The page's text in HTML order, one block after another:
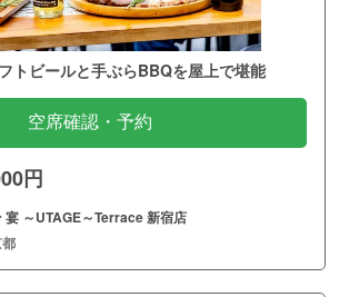
トビールと手ぶらBBQを屋上で堪能
空席確認・予約
円
宴 ～UTAGE～Terrace 新宿店